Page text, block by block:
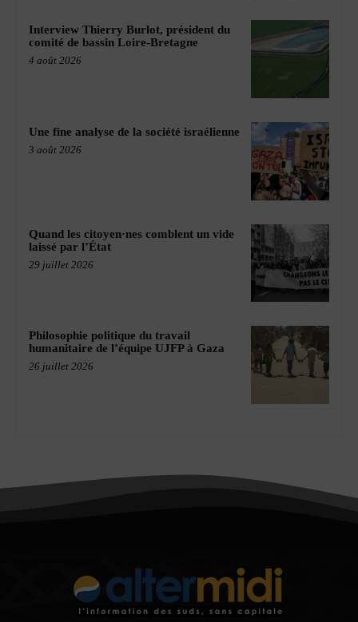
Interview Thierry Burlot, président du
comité de bassin Loire-Bretagne
4 août 2026
Une fine analyse de la société israélienne
3 août 2026
Quand les citoyen·nes comblent un vide
laissé par l’État
29 juillet 2026
Philosophie politique du travail
humanitaire de l’équipe UJFP à Gaza
26 juillet 2026